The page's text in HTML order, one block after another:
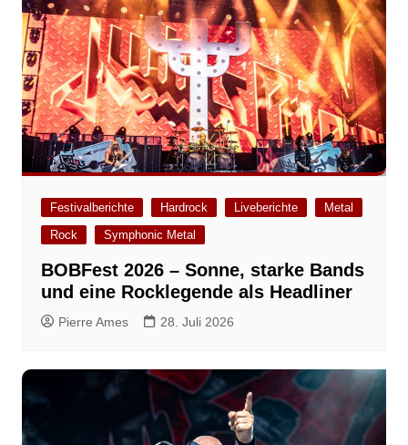
Festivalberichte Hardrock Liveberichte
Metal
Rock
Symphonic Metal
BOBFest 2026 – Sonne, starke Bands
und eine Rocklegende als Headliner
Pierre Ames 28. Juli 2026